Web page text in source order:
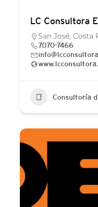
LC Consultora
San José, Costa
7070-7466
Consultoría